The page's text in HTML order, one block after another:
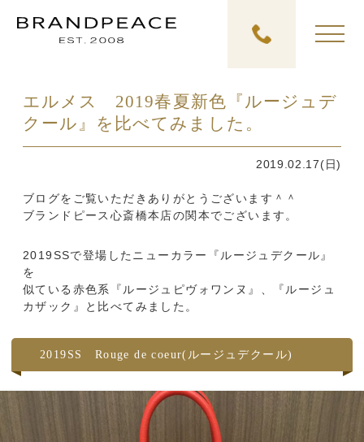
エルメス 2019春夏新色『ルージュデ
クール』を比べてみました。
2019.02.17(日)
ブログをご覧いただきありがとうございます＾＾
ブランドピース心斎橋本店の関本でございます。
2019SSで登場したニューカラー『ルージュデクール』
を
似ている赤色系『ルージュピヴォワンヌ』、『ルージュ
カザック』と比べてみました。
2019SS Rouge de coeur(ルージュデクール)